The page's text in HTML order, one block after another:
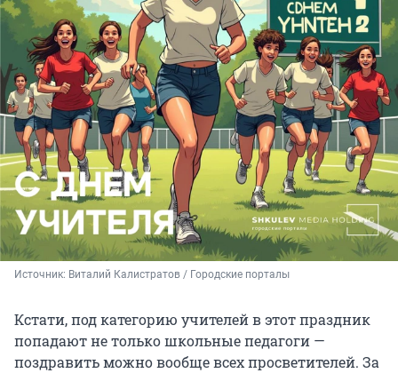
Источник: Виталий Калистратов / Городские порталы
Кстати, под категорию учителей в этот праздник
попадают не только школьные педагоги —
поздравить можно вообще всех просветителей. За